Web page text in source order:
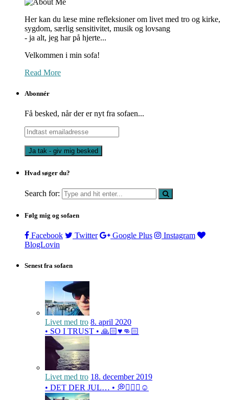
Her kan du læse mine refleksioner om livet med tro og kirke,
sygdom, særlig sensitivitet, musik og lovsang
- ja alt, jeg har på hjerte...
Velkommen i min sofa!
Read More
Abonnér
Få besked, når der er nyt fra sofaen...
Indtast
emailadresse
Hvad søger du?
Search for:
Følg mig og sofaen
Facebook Twitter Google Plus
Instagram
BlogLovin
Senest fra sofaen
Livet med tro 8. april 2020
• SO I TRUST • 🙏🏻♥️👊🏻
Livet med tro 18. december 2019
• DET DER JUL… • 💭🤷🏻‍♀️☺️